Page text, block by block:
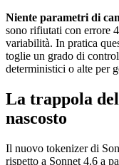
Niente parametri di
sono rifiutati con errore
variabilità. In pratica
toglie un grado di
deterministici o alte per
La trappola
nascosto
Il nuovo tokenizer di
rispetto a Sonnet 4.6 a